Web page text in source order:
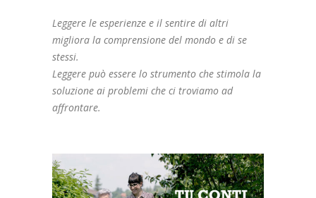
Leggere le esperienze e il sentire di altri
migliora la comprensione del mondo e di se
stessi.
Leggere può essere lo strumento che stimola la
soluzione ai problemi che ci troviamo ad
affrontare.